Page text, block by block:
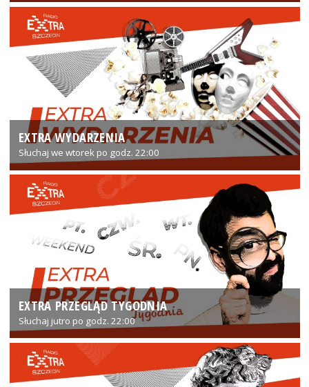
EXTRA WYDARZENIA
Słuchaj we wtorek po godz. 22:00
EXTRA PRZEGLĄD TYGODNIA
Słuchaj jutro po godz. 22:00